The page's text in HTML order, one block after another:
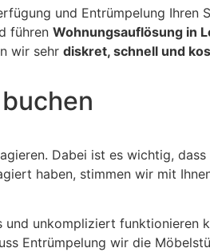
und Entrümpelung Ihren
führen Wohnungsauflösung in
wir sehr diskret, schnell und
Dabei ist es wichtig,
haben, stimmen wir mit
und unkompliziert funktionieren
Entrümpelung wir die